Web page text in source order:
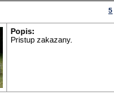
5
Popis:
Pristup zakazany.